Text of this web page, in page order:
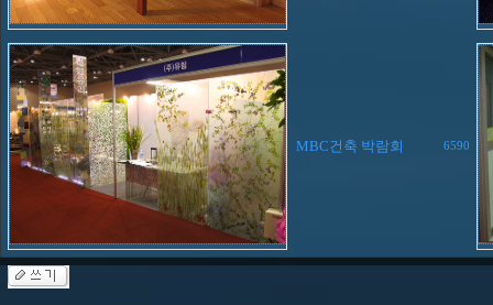
MBC건축 박람회 6590